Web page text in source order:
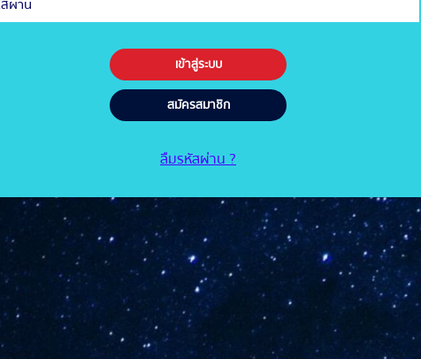
เข้าสู่ระบบ
สมัครสมาชิก
ลืมรหัสผ่าน ?